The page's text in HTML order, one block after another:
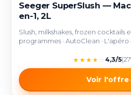
Seeger SuperSlush —
en-1, 2L
Slush, milkshakes, frozen cocktails
programmes · AutoClean ·
★★★★ 4,3/5
Voir l'offre